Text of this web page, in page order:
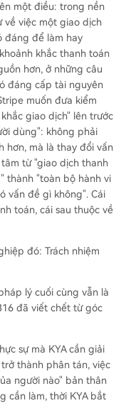
một điều: trong nền
về việc một giao dịch
đáng để làm hay
khắc thanh toán
hơn, ở những câu
đáng cấp tài nguyên
muốn đưa kiểm
giao dịch" lên trước
dùng": không phải
hơn, mà là thay đổi vấn
từ "giao dịch thanh
thành "toàn bộ hành vi
vấn đề gì không". Cái
toán, cái sau thuộc về
đó: Trách nhiệm
lý cuối cùng vẫn là
đã viết chết từ góc
sự mà KYA cần giải
thành phân tán, việc
người nào" bản thân
cần làm, thời KYA bắt